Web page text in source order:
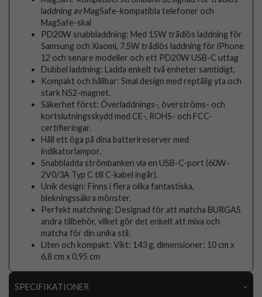
laddning av MagSafe-kompatibla telefoner och
MagSafe-skal
PD20W snabbladdning: Med 15W trådlös laddning för
Samsung och Xiaomi, 7.5W trådlös laddning för iPhone
12 och senare modeller och ett PD20W USB-C uttag
Dubbel laddning: Ladda enkelt två enheter samtidigt.
Kompakt och hållbar: Smal design med reptålig yta och
stark N52-magnet.
Säkerhet först: Överladdnings-, överströms- och
kortslutningsskydd med CE-, ROHS- och FCC-
certifieringar.
Håll ett öga på dina batterireserver med
indikatorlampor.
Snabbladda strömbanken via en USB-C-port (60W-
2V0/3A Typ C till C-kabel ingår).
Unik design: Finns i flera olika fantastiska,
blekningssäkra mönster.
Perfekt matchning: Designad för att matcha BURGAS
andra tillbehör, vilket gör det enkelt att mixa och
matcha för din unika stil.
Liten och kompakt: Vikt: 143 g, dimensioner: 10 cm x
6,8 cm x 0,95 cm
SPECIFIKATIONER